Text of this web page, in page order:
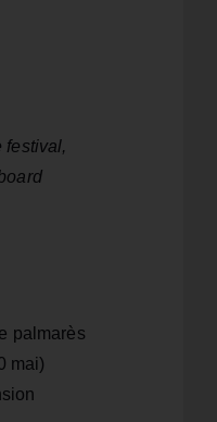
festival,
palmarès
mai)